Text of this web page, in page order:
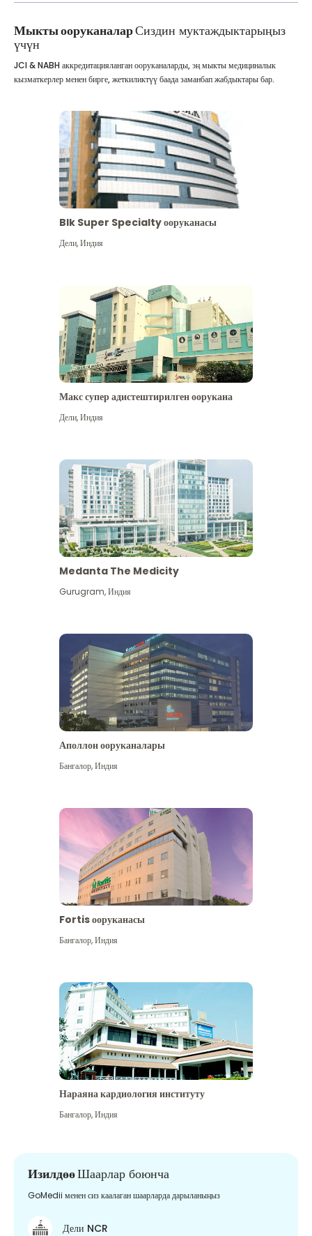
Мыкты ооруканаларСиздин муктаждыктарыңыз
үчүн
JCI & NABH аккредитацияланган ооруканаларды, эң мыкты медициналык
кызматкерлер менен бирге, жеткиликтүү баада заманбап жабдыктары бар.
Blk Super Specialty ооруканасы
Дели,Индия
Макс супер адистештирилген оорукана
Дели,Индия
Medanta The Medicity
Gurugram,Индия
Аполлон ооруканалары
Бангалор,Индия
Fortis ооруканасы
Бангалор,Индия
Нараяна кардиология институту
Бангалор,Индия
ИзилдөөШаарлар боюнча
GoMedii менен сиз каалаган шаарларда дарыланыңыз
Дели NCR